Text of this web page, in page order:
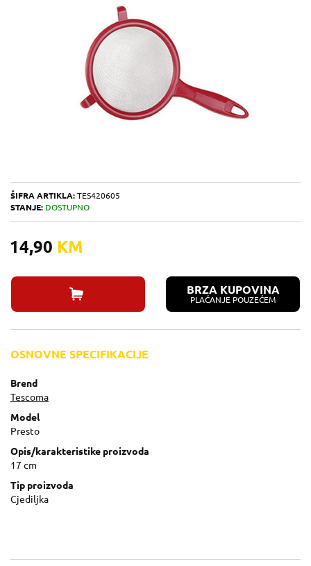
ŠIFRA ARTIKLA: TES420605
STANJE: DOSTUPNO
14,90 KM
BRZA KUPOVINA
PLAĆANJE POUZEĆEM
OSNOVNE SPECIFIKACIJE
Brend
Tescoma
Model
Presto
Opis/karakteristike proizvoda
17 cm
Tip proizvoda
Cjediljka